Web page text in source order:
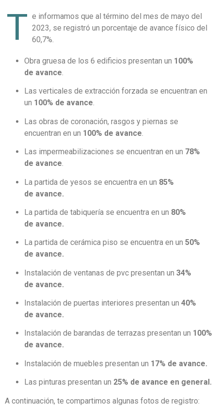
T e informamos que al término del mes de mayo del
2023, se registró un porcentaje de avance físico del
60,7%.
Obra gruesa de los 6 edificios presentan un 100%
de avance.
Las verticales de extracción forzada se encuentran en
un 100% de avance.
Las obras de coronación, rasgos y piernas se
encuentran en un 100% de avance
Las impermeabilizaciones se encuentran en un 78%
de avance.
La partida de yesos se encuentra en un 85%
de avance.
La partida de tabiquería se encuentra en un 80%
de avance.
La partida de cerámica piso se encuentra en un 50%
de avance.
Instalación de ventanas de pvc presentan un 34%
de avance.
Instalación de puertas interiores presentan un 40%
de avance.
Instalación de barandas de terrazas presentan un 100%
de avance.
Instalación de muebles presentan un 17% de avance.
Las pinturas presentan un 25% de avance en general.
A continuación, te compartimos algunas fotos de registro: